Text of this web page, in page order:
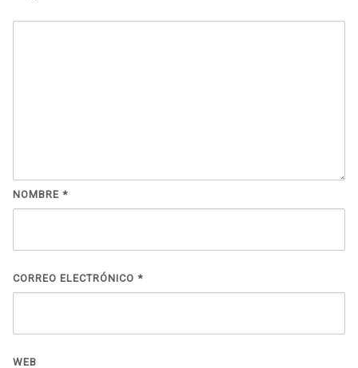
NOMBRE *
CORREO ELECTRÓNICO *
WEB